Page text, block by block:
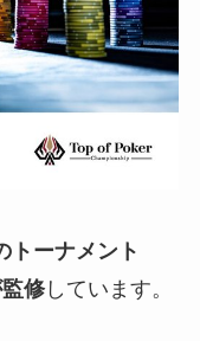
トーナメント
修しています。